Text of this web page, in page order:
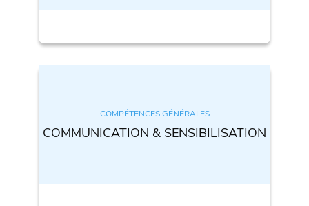
COMPÉTENCES GÉNÉRALES
COMMUNICATION & SENSIBILISATION